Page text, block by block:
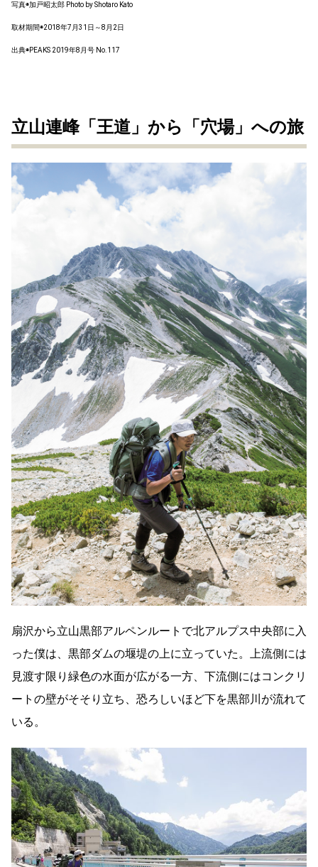
写真◉加戸昭太郎 Photo by Shotaro Kato
取材期間◉2018年7月31日～8月2日
出典◉PEAKS 2019年8月号 No.117
立山連峰「王道」から「穴場」への旅
扇沢から立山黒部アルペンルートで北アルプス中央部に入
った僕は、黒部ダムの堰堤の上に立っていた。上流側には
見渡す限り緑色の水面が広がる一方、下流側にはコンクリ
ートの壁がそそり立ち、恐ろしいほど下を黒部川が流れて
いる。